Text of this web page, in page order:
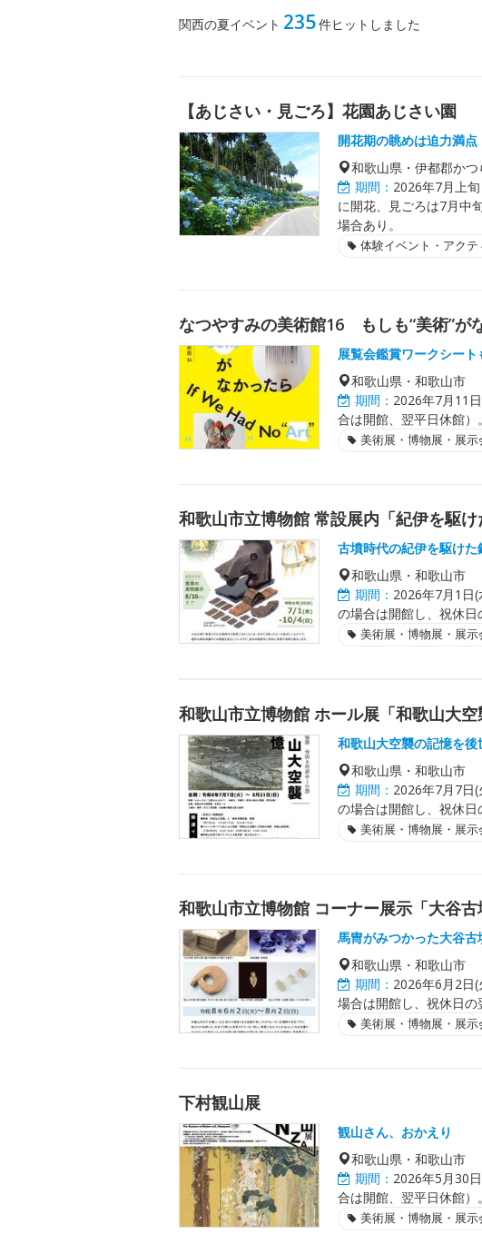
関西の夏イベント 235件ヒットしました
【あじさい・見ごろ】花園あじさい園
開花期の眺めは迫力満点
和歌山県・伊都郡かつ
期間： 2026年7月上
に開花、見ごろは7月中
場合あり。
体験イベント・アクテ
なつやすみの美術館16 もしも“美術”が
展覧会鑑賞ワークシート
和歌山県・和歌山市
期間： 2026年7月11
合は開館、翌平日休館）
美術展・博物展・展示
和歌山市立博物館 常設展内「紀伊を駆
古墳時代の紀伊を駆けた
和歌山県・和歌山市
期間： 2026年7月1日
の場合は開館し、祝休日
美術展・博物展・展示
和歌山市立博物館 ホール展「和歌山大空
和歌山大空襲の記憶を後
和歌山県・和歌山市
期間： 2026年7月7日
の場合は開館し、祝休日
美術展・博物展・展示
和歌山市立博物館 コーナー展示「大谷古
馬冑がみつかった大谷
和歌山県・和歌山市
期間： 2026年6月2日
場合は開館し、祝休日の
美術展・博物展・展示
下村観山展
観山さん、おかえり
和歌山県・和歌山市
期間： 2026年5月30
合は開館、翌平日休館）
美術展・博物展・展示